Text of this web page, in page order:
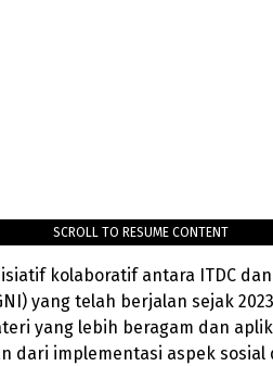
SCROLL TO RESUME CONTENT
kolaboratif antara ITDC dan
yang telah berjalan sejak
yang lebih beragam dan
dari implementasi aspek sosial